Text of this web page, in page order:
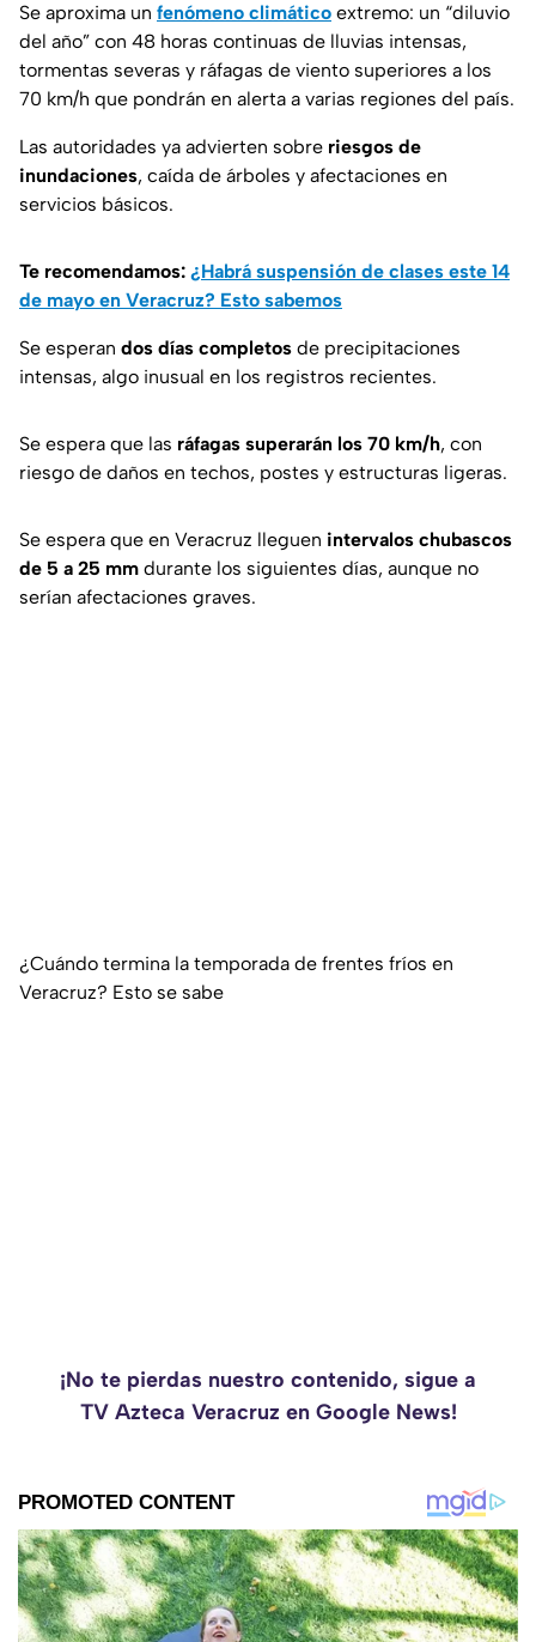
Se aproxima un fenómeno climático extremo: un “diluvio
del año” con 48 horas continuas de lluvias intensas,
tormentas severas y ráfagas de viento superiores a los
70 km/h que pondrán en alerta a varias regiones del país.
Las autoridades ya advierten sobre riesgos de
inundaciones, caída de árboles y afectaciones en
servicios básicos.
Te recomendamos: ¿Habrá suspensión de clases este 14
de mayo en Veracruz? Esto sabemos
Se esperan dos días completos de precipitaciones
intensas, algo inusual en los registros recientes.
Se espera que las ráfagas superarán los 70 km/h, con
riesgo de daños en techos, postes y estructuras ligeras.
Se espera que en Veracruz lleguen intervalos chubascos
de 5 a 25 mm durante los siguientes días, aunque no
serían afectaciones graves.
¿Cuándo termina la temporada de frentes fríos en
Veracruz? Esto se sabe
¡No te pierdas nuestro contenido, sigue a
TV Azteca Veracruz en Google News!